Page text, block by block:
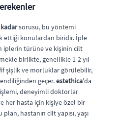
kadarsorusu, bu yöntemi
ettiği konulardan biridir. İple
iplerin türüne ve kişinin cilt
birlikte, genellikle 1-2 yıl
şişlik ve morluklar görülebilir,
geçer.estethica'da
deneyimli doktorlar
her hasta için kişiye özel bir
hastanın cilt yapısı, yaşı